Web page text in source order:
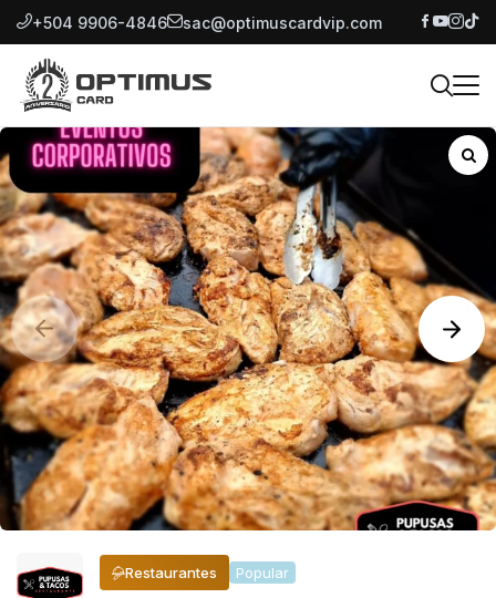
+504 9906-4846 sac@optimuscardvip.com
Restaurantes Popular